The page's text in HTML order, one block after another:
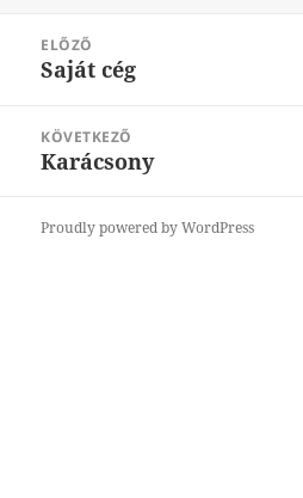
navigáció
ELŐZŐ
Korábbi
Saját cég
KÖVETKEZŐ
Következő
Karácsony
Proudly powered by WordPress